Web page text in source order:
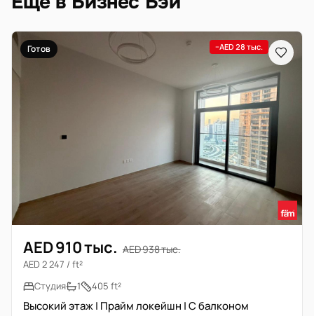
Готов −AED 28 тыс.
AED 910 тыс. AED 938 тыс.
AED 2 247 / ft²
Студия
1 405 ft²
Высокий этаж | Прайм локейшн | С балконом